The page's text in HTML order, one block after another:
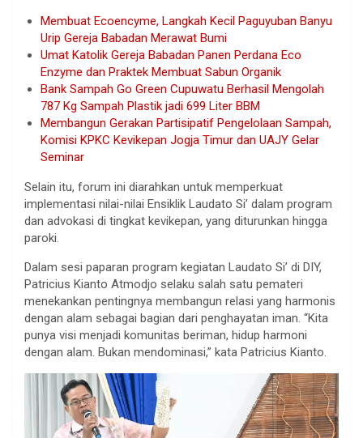
Membuat Ecoencyme, Langkah Kecil Paguyuban Banyu
Urip Gereja Babadan Merawat Bumi
Umat Katolik Gereja Babadan Panen Perdana Eco
Enzyme dan Praktek Membuat Sabun Organik
Bank Sampah Go Green Cupuwatu Berhasil Mengolah
787 Kg Sampah Plastik jadi 699 Liter BBM
Membangun Gerakan Partisipatif Pengelolaan Sampah,
Komisi KPKC Kevikepan Jogja Timur dan UAJY Gelar
Seminar
Selain itu, forum ini diarahkan untuk memperkuat
implementasi nilai-nilai Ensiklik Laudato Si’ dalam program
dan advokasi di tingkat kevikepan, yang diturunkan hingga
paroki.
Dalam sesi paparan program kegiatan Laudato Si’ di DIY,
Patricius Kianto Atmodjo selaku salah satu pemateri
menekankan pentingnya membangun relasi yang harmonis
dengan alam sebagai bagian dari penghayatan iman. “Kita
punya visi menjadi komunitas beriman, hidup harmoni
dengan alam. Bukan mendominasi,” kata Patricius Kianto.